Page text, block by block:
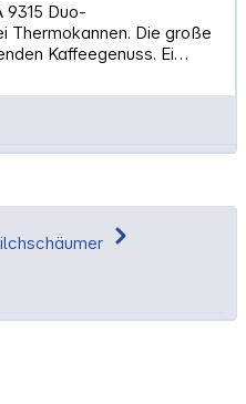
9315 Duo-
Thermokannen. Die große
Kaffeegenuss. Ei…